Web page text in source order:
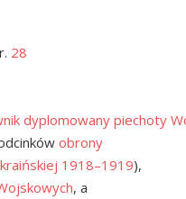
28
dyplomowany piechoty
obrony
1918–1919),
, a